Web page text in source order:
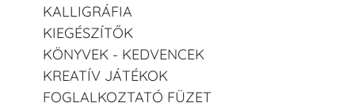
KALLIGRÁFIA
KIEGÉSZÍTŐK
KÖNYVEK - KEDVENCEK
KREATÍV JÁTÉKOK
FOGLALKOZTATÓ FÜZET